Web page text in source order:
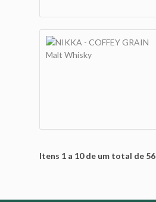
Itens 1 a 10 de um total de 56